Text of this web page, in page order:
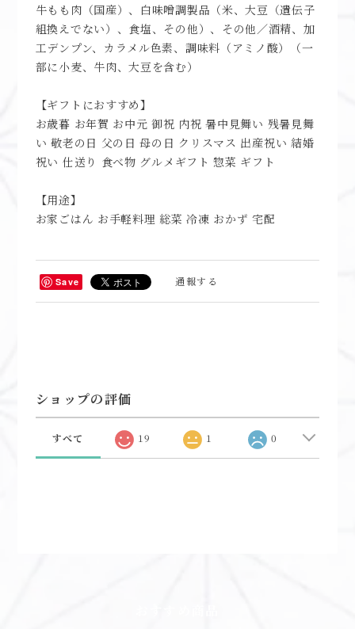
牛もも肉（国産）、白味噌調製品（米、大豆（遺伝子
組換えでない）、食塩、その他）、その他／酒精、加
工デンプン、カラメル色素、調味料（アミノ酸）（一
部に小麦、牛肉、大豆を含む）
【ギフトにおすすめ】
お歳暮 お年賀 お中元 御祝 内祝 暑中見舞い 残暑見舞
い 敬老の日 父の日 母の日 クリスマス 出産祝い 結婚
祝い 仕送り 食べ物 グルメギフト 惣菜 ギフト
【用途】
お家ごはん お手軽料理 総菜 冷凍 おかず 宅配
Save 通報する
ショップの評価
すべて 19 1 0